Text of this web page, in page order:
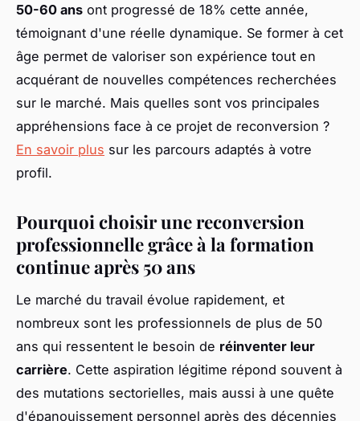
50-60 ans ont progressé de 18% cette année,
témoignant d'une réelle dynamique. Se former à cet
âge permet de valoriser son expérience tout en
acquérant de nouvelles compétences recherchées
sur le marché. Mais quelles sont vos principales
appréhensions face à ce projet de reconversion ?
En savoir plus sur les parcours adaptés à votre
profil.
Pourquoi choisir une reconversion
professionnelle grâce à la formation
continue après 50 ans
Le marché du travail évolue rapidement, et
nombreux sont les professionnels de plus de 50
ans qui ressentent le besoin de réinventer leur
carrière. Cette aspiration légitime répond souvent à
des mutations sectorielles, mais aussi à une quête
d'épanouissement personnel après des décennies